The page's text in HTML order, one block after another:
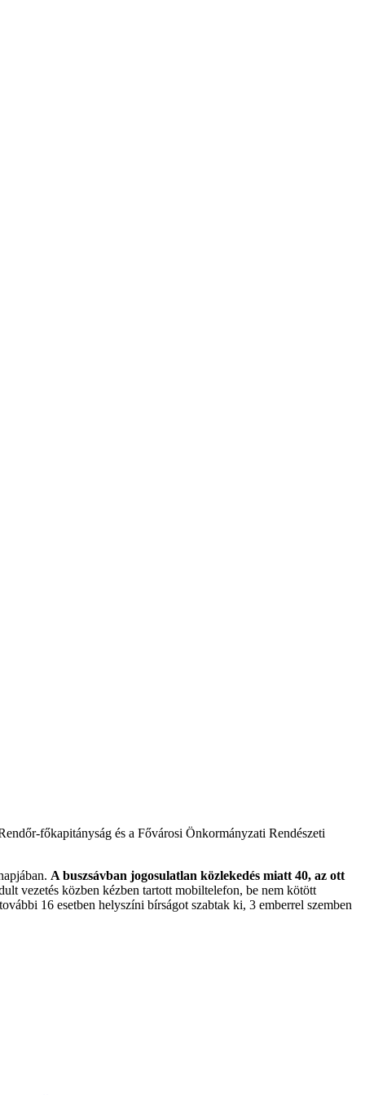
főkapitányság és a Fővárosi Önkormányzati Rendészeti
A buszsávban jogosulatlan közlekedés miatt 40, az ott
vezetés közben kézben tartott mobiltelefon, be nem kötött
16 esetben helyszíni bírságot szabtak ki, 3 emberrel szemben